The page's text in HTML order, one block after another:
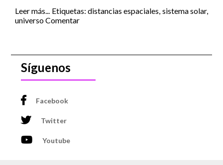
Leer más... Etiquetas:distancias espaciales, sistema solar,
universoComentar
Síguenos
Facebook
Twitter
Youtube